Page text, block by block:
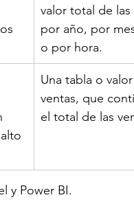
valor total de las
por año, por
o por hora.
Una tabla o
ventas, que
el total de las
y Power BI.